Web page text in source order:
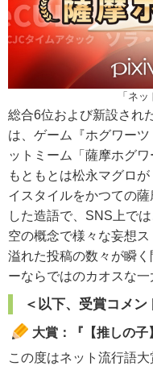
「ネ
総合6位および新設され
は、ゲーム『ホグワー
ットミーム「薩摩ホグワ
もともとは松永マグロ
イスタイルをかつての
した造語で、SNS上で
空の概念で様々な妄想
溢れた投稿の数々が瞬
ーならではのカオスな一
＜以下、受賞コメン
大賞：『【推しの子
この度はネット流行語